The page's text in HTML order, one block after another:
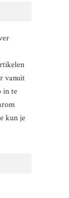
vanuit
in te
kun je